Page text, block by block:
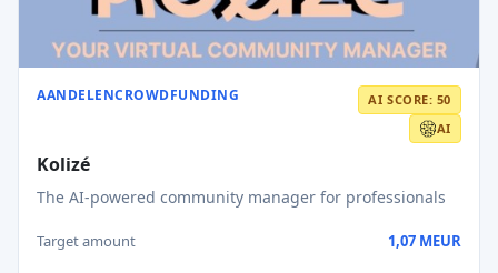
AANDELENCROWDFUNDING
AI SCORE: 50
AI
Kolizé
The AI-powered community manager for professionals
Target amount 1,07 MEUR